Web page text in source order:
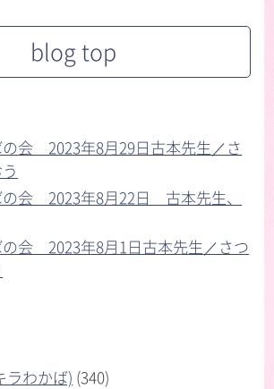
blog top
会 2023年8月29日古本先生／さ
の会 2023年8月22日 古本先生、
の会 2023年8月1日古本先生／さつ
ラわかば) (340)